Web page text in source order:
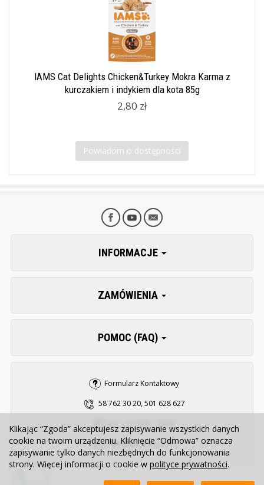
IAMS Cat Delights Chicken&Turkey Mokra Karma z
kurczakiem i indykiem dla kota 85g
2,80 zł
Powiadom o dostępności
INFORMACJE
ZAMÓWIENIA
POMOC (FAQ)
Formularz Kontaktowy
58 762 30 20, 501 628 627
sklep@zooserwis.pl
Klikając “Zgoda” akceptujesz zapisywanie wszystkich danych
cookie na twoim urządzeniu. Kliknięcie “Odmowa” oznacza
zapisywanie tylko danych niezbędnych do funkcjonowania
strony. Więcej informacji o cookie w polityce prywatności.